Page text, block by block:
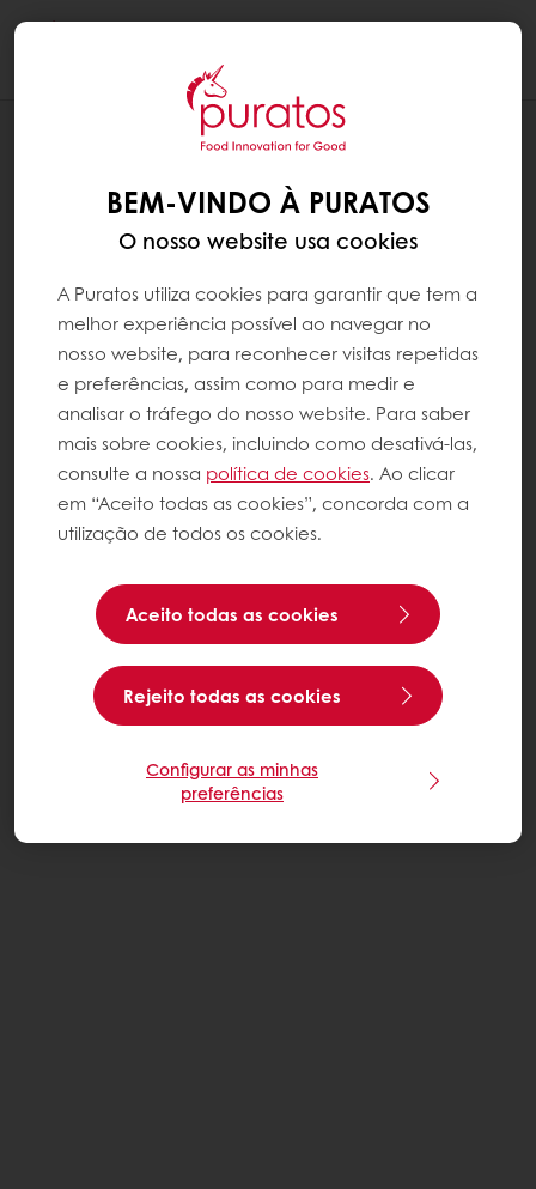
TARTE AU CHOCOLAT NOIR
BEM-VINDO À PURATOS
O nosso website usa cookies
A Puratos utiliza cookies para garantir que tem a
melhor experiência possível ao navegar no
nosso website, para reconhecer visitas repetidas
e preferências, assim como para medir e
analisar o tráfego do nosso website. Para saber
mais sobre cookies, incluindo como desativá-las,
consulte a nossa política de cookies. Ao clicar
em “Aceito todas as cookies”, concorda com a
utilização de todos os cookies.
Aceito todas as cookies
Rejeito todas as cookies
Configurar as minhas
preferências